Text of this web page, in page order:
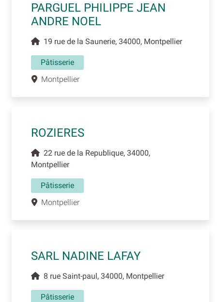
PARGUEL PHILIPPE JEAN
ANDRE NOEL
19 rue de la Saunerie, 34000, Montpellier
Pâtisserie
Montpellier
ROZIERES
22 rue de la Republique, 34000,
Montpellier
Pâtisserie
Montpellier
SARL NADINE LAFAY
8 rue Saint-paul, 34000, Montpellier
Pâtisserie